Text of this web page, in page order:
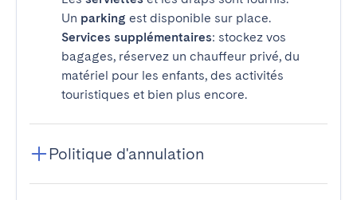
Un parking est disponible sur place.
Services supplémentaires: stockez vos
bagages, réservez un chauffeur privé, du
matériel pour les enfants, des activités
touristiques et bien plus encore.
Politique d'annulation